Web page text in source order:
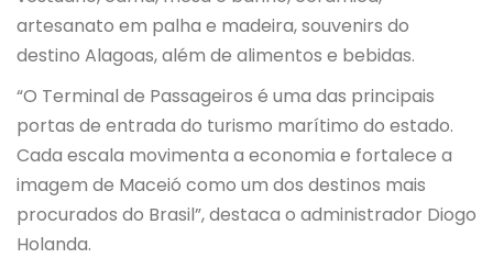
artesanato em palha e madeira, souvenirs do
destino Alagoas, além de alimentos e bebidas.
“O Terminal de Passageiros é uma das principais
portas de entrada do turismo marítimo do estado.
Cada escala movimenta a economia e fortalece a
imagem de Maceió como um dos destinos mais
procurados do Brasil”, destaca o administrador Diogo
Holanda.